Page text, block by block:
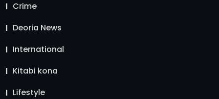
Crime
Deoria News
International
Kitabi kona
Lifestyle